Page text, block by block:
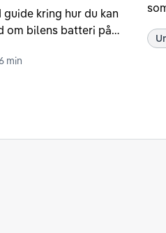
kring hur du kan
om bilens batteri på
egna erfarenheter
min
att